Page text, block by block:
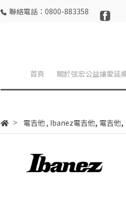
聯絡電話：0800-883358
首頁 關於弦宏公益讓愛延
電吉他, Ibanez電吉他, 電吉他,